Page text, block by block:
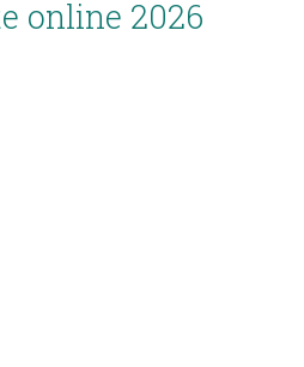
online 2026